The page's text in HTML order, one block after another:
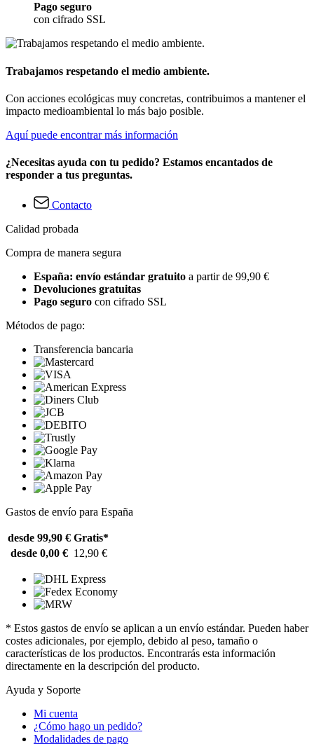
Pago seguro
con cifrado SSL
Trabajamos respetando el medio ambiente.
Con acciones ecológicas muy concretas, contribuimos a mantener el
impacto medioambiental lo más bajo posible.
Aquí puede encontrar más información
¿Necesitas ayuda con tu pedido? Estamos encantados de
responder a tus preguntas.
Contacto
Calidad probada
Compra de manera segura
España: envío estándar gratuito a partir de 99,90 €
Devoluciones gratuitas
Pago seguro con cifrado SSL
Métodos de pago:
Transferencia bancaria
Gastos de envío para España
desde 99,90 € Gratis*
desde 0,00 € 12,90 €
* Estos gastos de envío se aplican a un envío estándar. Pueden haber
costes adicionales, por ejemplo, debido al peso, tamaño o
características de los productos. Encontrarás esta información
directamente en la descripción del producto.
Ayuda y Soporte
Mi cuenta
¿Cómo hago un pedido?
Modalidades de pago